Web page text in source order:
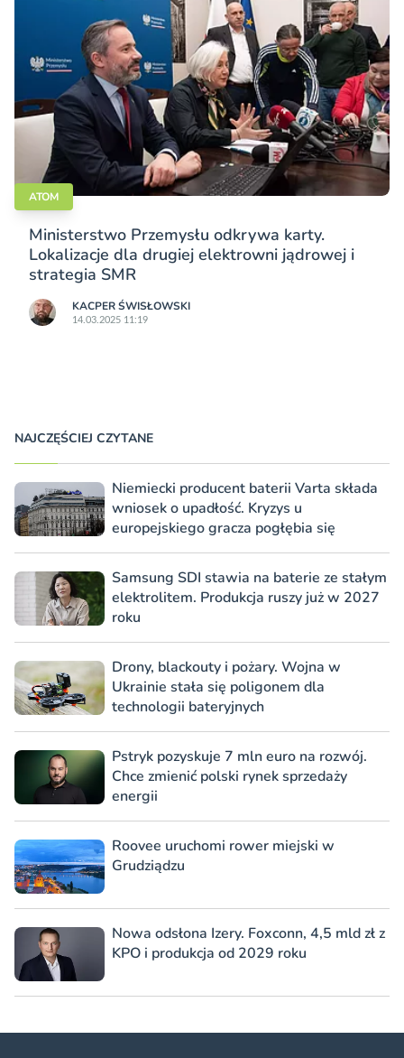
ATOM
Ministerstwo Przemysłu odkrywa karty.
Lokalizacje dla drugiej elektrowni jądrowej i
strategia SMR
KACPER ŚWISŁO­WSKI
14.03.2025 11:19
NAJCZĘŚCIEJ CZYTANE
Niemiecki producent baterii Varta składa
wniosek o upadłość. Kryzys u
europejskiego gracza pogłębia się
Samsung SDI stawia na baterie ze stałym
elektrolitem. Produkcja ruszy już w 2027
roku
Drony, blackouty i pożary. Wojna w
Ukrainie stała się poligonem dla
technologii bateryjnych
Pstryk pozyskuje 7 mln euro na rozwój.
Chce zmienić polski rynek sprzedaży
energii
Roovee uruchomi rower miejski w
Grudziądzu
Nowa odsłona Izery. Foxconn, 4,5 mld zł z
KPO i produkcja od 2029 roku